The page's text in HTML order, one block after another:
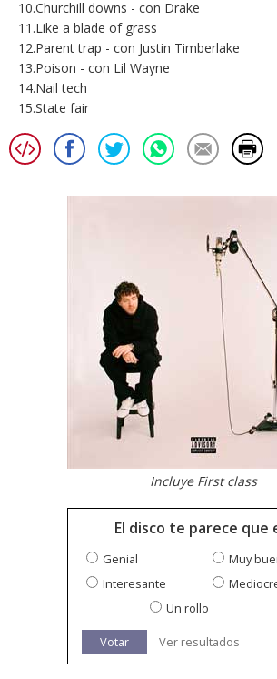
10.Churchill downs - con Drake
11.Like a blade of grass
12.Parent trap - con Justin Timberlake
13.Poison - con Lil Wayne
14.Nail tech
15.State fair
Incluye First class
El disco te parece que
Genial
Muy
Interesante
Un rollo
Votar Ver resultados